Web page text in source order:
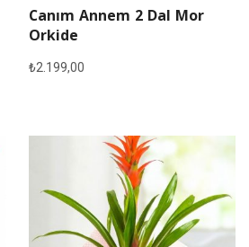
Canım Annem 2 Dal Mor
Orkide
₺2.199,00